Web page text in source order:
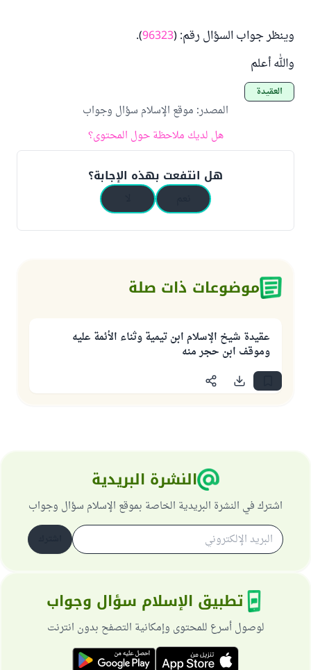
وينظر جواب السؤال رقم: (96323
).
والله أعلم
العقيدة
المصدر: موقع الإسلام سؤال وجواب
هل لديك ملاحظة حول المحتوى؟
هل انتفعت بهذه الإجابة؟
موضوعات ذات صلة
عقيدة شيخ الإسلام ابن تيمية وثناء الأئمة عليه
وموقف ابن حجر منه
النشرة البريدية
اشترك في النشرة البريدية الخاصة بموقع الإسلام سؤال وجواب
تطبيق الإسلام سؤال وجواب
لوصول أسرع للمحتوى وإمكانية التصفح بدون انترنت